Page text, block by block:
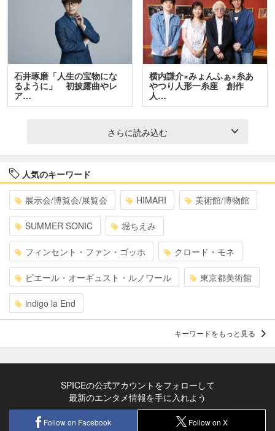
石井琢磨「人生の宝物にな
るように」 初披露曲やレ
ア…
横内謙介×みょんふぁ×糸あ
やつり人形一糸座 創作
人…
さらに読み込む
人気のキーワード
展示会/博覧会/展覧会 HIMARI 美術館/博物館
SUMMER SONIC 堀ちえみ
フィンセント・ファン・ゴッホ クロード・モネ
ピエール・オーギュスト・ルノワール 東京都美術館
indigo la End
キーワードをもっと見る
SPICEの公式アカウントをフォローして
最新のエンタメ情報を手に入れよう
Follow on Facebook Follow on X